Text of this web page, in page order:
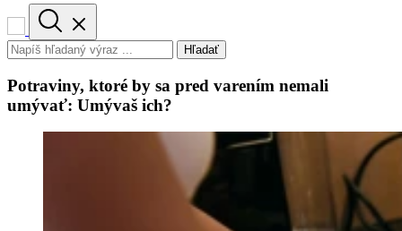
Hľadať
Potraviny, ktoré by sa pred varením nemali
umývať: Umývaš ich?